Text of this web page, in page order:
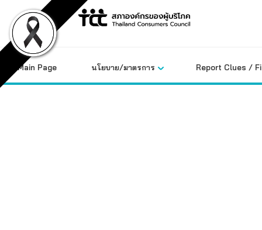
content
Main Page นโยบาย/มาตรการ Report Clues /